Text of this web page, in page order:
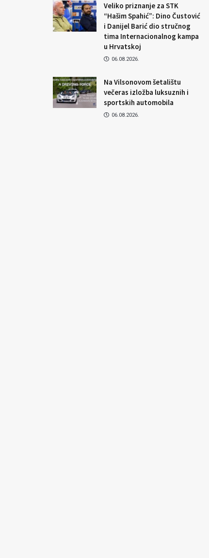
Veliko priznanje za STK
“Hašim Spahić”: Dino Čustović
i Danijel Barić dio stručnog
tima Internacionalnog kampa
u Hrvatskoj
06.08.2026.
Na Vilsonovom šetalištu
večeras izložba luksuznih i
sportskih automobila
06.08.2026.